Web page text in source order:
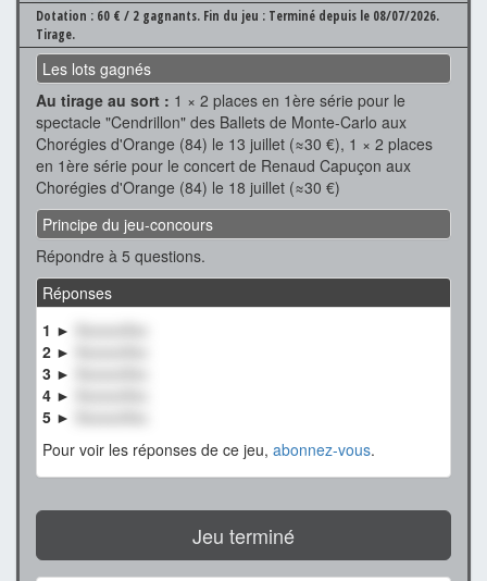
Dotation : 60 € / 2 gagnants. Fin du jeu : Terminé depuis le 08/07/2026.
Tirage.
Les lots gagnés
Au tirage au sort : 1 × 2 places en 1ère série pour le
spectacle "Cendrillon" des Ballets de Monte-Carlo aux
Chorégies d'Orange (84) le 13 juillet (≈30 €), 1 × 2 places
en 1ère série pour le concert de Renaud Capuçon aux
Chorégies d'Orange (84) le 18 juillet (≈30 €)
Principe du jeu-concours
Répondre à 5 questions.
Réponses
1 ►
XxxxxxXxx
2 ►
3 ►
4 ►
5 ►
Pour voir les réponses de ce jeu, abonnez-vous.
Jeu terminé